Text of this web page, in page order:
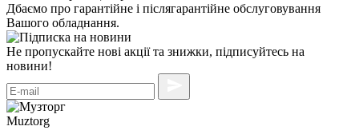
Дбаємо про гарантійне і післягарантійне обслуговування
Вашого обладнання.
Не пропускайте нові акції та знижки, підписуйтесь на
новини!
Muztorg